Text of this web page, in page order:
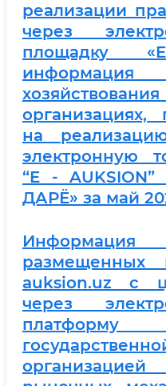
реализации
через
площадку
на
электронную
“E -
ДАРЁ» за май
размещенных
auksion.uz с
через
платформу